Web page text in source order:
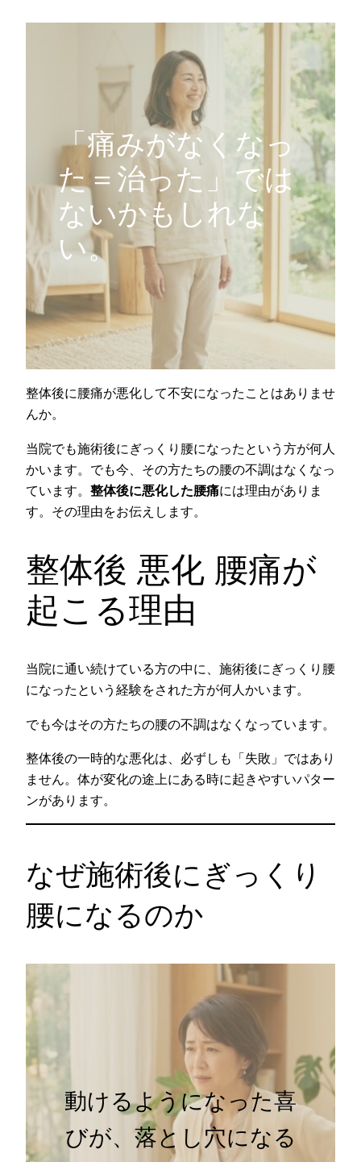
「痛みがなくなっ
た＝治った」では
ないかもしれな
い。
整体後に腰痛が悪化して不安になったことはありませ
んか。
当院でも施術後にぎっくり腰になったという方が何人
かいます。でも今、その方たちの腰の不調はなくなっ
ています。 整体後に悪化した腰痛には理由がありま
す。その理由をお伝えします。
整体後 悪化 腰痛が
起こる理由
当院に通い続けている方の中に、施術後にぎっくり腰
になったという経験をされた方が何人かいます。
でも今はその方たちの腰の不調はなくなっています。
整体後の一時的な悪化は、必ずしも「失敗」ではあり
ません。体が変化の途上にある時に起きやすいパター
ンがあります。
なぜ施術後にぎっくり
腰になるのか
動けるようになった喜
びが、落とし穴になる